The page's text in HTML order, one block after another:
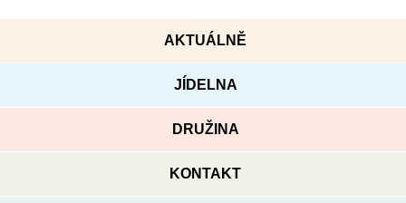
AKTUÁLNĚ
JÍDELNA
DRUŽINA
KONTAKT